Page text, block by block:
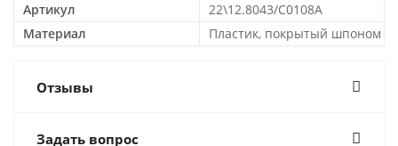
Артикул
22\12.8043/C0108A
Материал
Пластик, покрытый шпоном
Отзывы
Задать вопрос